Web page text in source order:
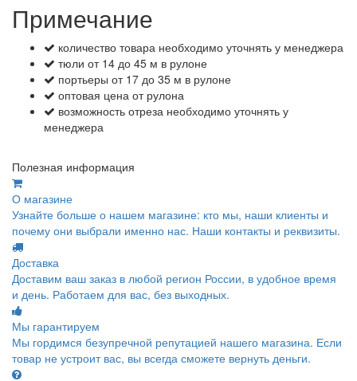
Примечание
количество товара необходимо уточнять у менеджера
тюли от 14 до 45 м в рулоне
портьеры от 17 до 35 м в рулоне
оптовая цена от рулона
возможность отреза необходимо уточнять у
менеджера
Полезная информация
О магазине
Узнайте больше о нашем магазине: кто мы, наши клиенты и
почему они выбрали именно нас. Наши контакты и реквизиты.
Доставка
Доставим ваш заказ в любой регион России, в удобное время
и день. Работаем для вас, без выходных.
Мы гарантируем
Мы гордимся безупречной репутацией нашего магазина. Если
товар не устроит вас, вы всегда сможете вернуть деньги.